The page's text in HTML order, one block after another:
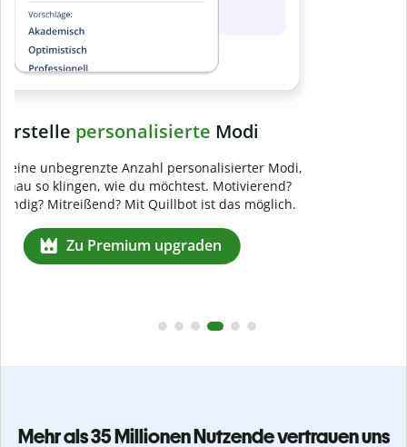
Mehr als 35 Millionen Nutzende vertrauen uns